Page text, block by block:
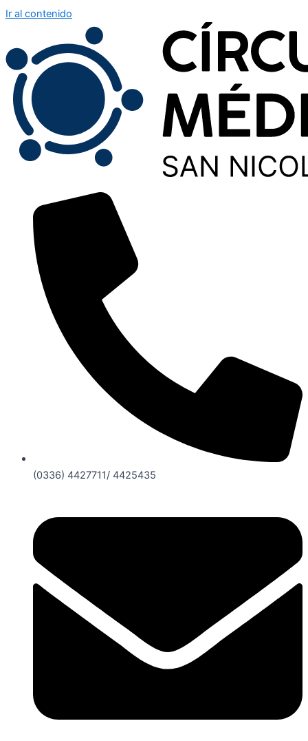
Ir al contenido
(0336) 4427711/ 4425435